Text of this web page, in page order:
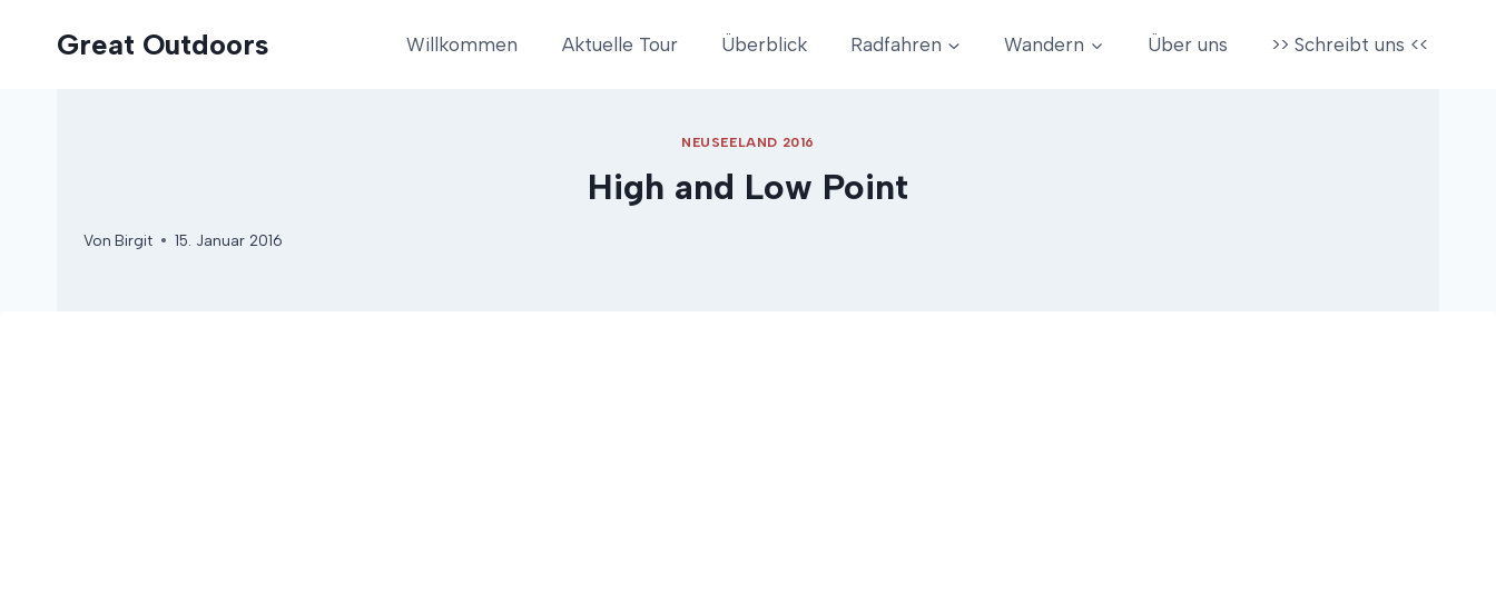
Great Outdoors Willkommen Aktuelle Tour Überblick Radfahren Wandern Über uns >> Schreibt uns <<
NEUSEELAND 2016
High and Low Point
Von Birgit 15. Januar 2016